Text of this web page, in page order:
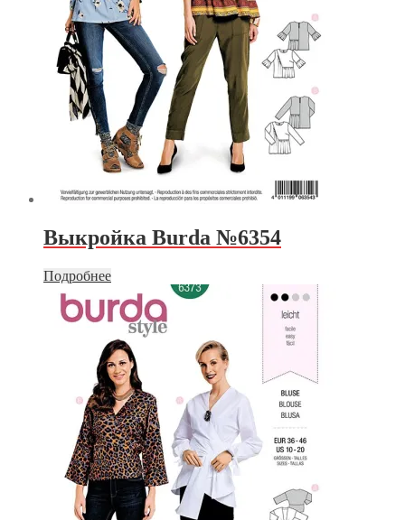
Выкройка Burda №6354
Подробнее